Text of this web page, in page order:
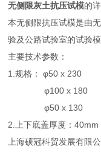
无侧限灰土抗压试模的
本无侧限抗压试模是由
验及公路试验室的试验模
主要技术参数：
1.规格： φ50 x 230
φ100 x 180
φ50 x 130
2.上下底盖厚度：40mm
上海硕冠科贸发展有限